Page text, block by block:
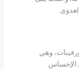
وهي
الإحساس